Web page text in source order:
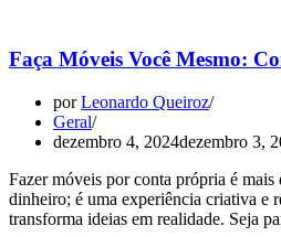
Faça Móveis Você Mesmo:
porLeonardo Queiroz
Geral
dezembro 4, 2024dezembro 3,
Fazer móveis por conta própria é mais
dinheiro; é uma experiência criativa e
transforma ideias em realidade. Seja